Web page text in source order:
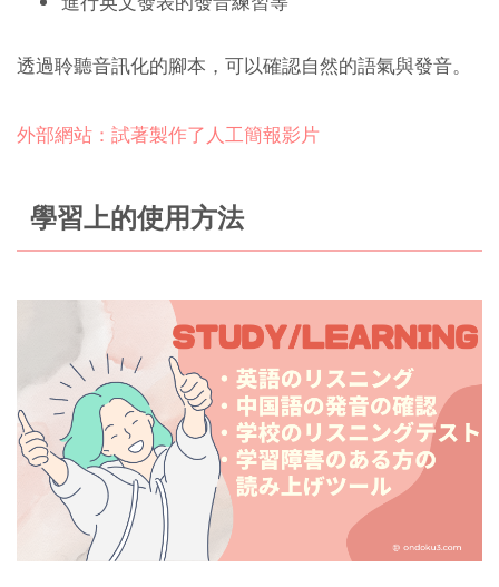
透過聆聽音訊化的腳本，可以確認自然的語氣與發音。
外部網站：試著製作了人工簡報影片
學習上的使用方法